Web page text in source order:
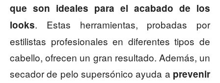
que son ideales para el acabado de los
looks. Estas herramientas, probadas por
estilistas profesionales en diferentes tipos de
cabello, ofrecen un gran resultado. Además, un
secador de pelo supersónico ayuda aprevenir